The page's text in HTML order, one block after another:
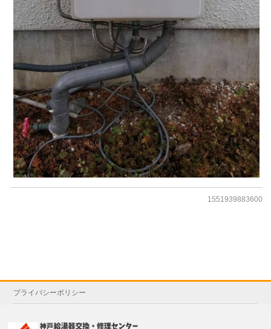
1551939883600
プライバシーポリシー